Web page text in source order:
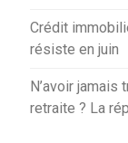
Crédit
résiste en juin
N’avoir
retraite ? La